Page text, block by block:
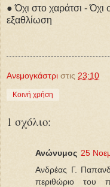
● Όχι στο χαράτσι - Όχι
εξαθλίωση
Ανεμογκάστρι στις 23:10
Κοινή χρήση
1 σχόλιο:
Ανώνυμος 25
Ανδρέας Γ.
περιθώριο του